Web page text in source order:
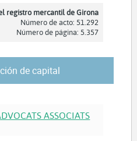
registro mercantil de Girona
Número de acto: 51.292
Número de página: 5.357
de capital
ASSOCIATS